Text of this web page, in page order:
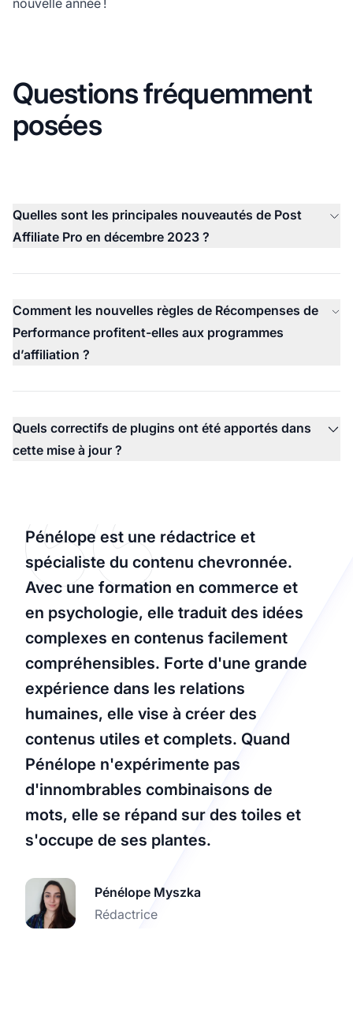
Questions fréquemment
posées
Quelles sont les principales nouveautés de Post
Affiliate Pro en décembre 2023 ?
Comment les nouvelles règles de Récompenses de
Performance profitent-elles aux programmes
d’affiliation ?
Quels correctifs de plugins ont été apportés dans
cette mise à jour ?
Pénélope est une rédactrice et
spécialiste du contenu chevronnée.
Avec une formation en commerce et
en psychologie, elle traduit des idées
complexes en contenus facilement
compréhensibles. Forte d'une grande
expérience dans les relations
humaines, elle vise à créer des
contenus utiles et complets. Quand
Pénélope n'expérimente pas
d'innombrables combinaisons de
mots, elle se répand sur des toiles et
s'occupe de ses plantes.
Pénélope Myszka
Rédactrice